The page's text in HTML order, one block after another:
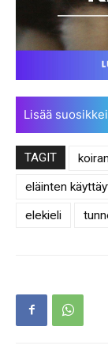
Lisää
TAGIT
eläinten
elekieli